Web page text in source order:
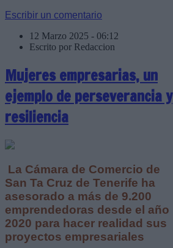
Escribir un comentario
12 Marzo 2025 - 06:12
Escrito por Redaccion
Mujeres empresarias, un
ejemplo de perseverancia y
resiliencia
La Cámara de Comercio de
San Ta Cruz de Tenerife ha
asesorado a más de 9.200
emprendedoras desde el año
2020 para hacer realidad sus
proyectos empresariales